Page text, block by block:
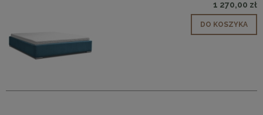
1 270,00 zł
DO KOSZYKA